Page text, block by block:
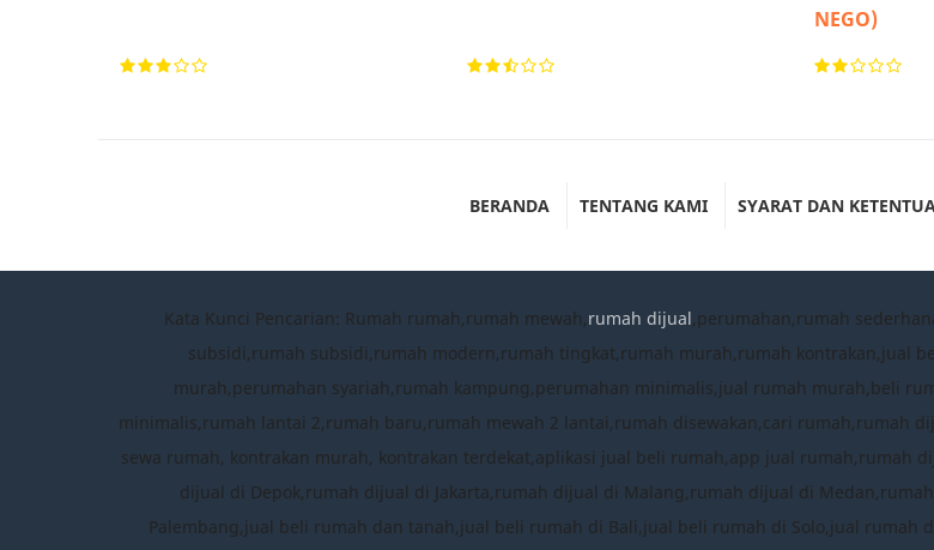
NEGO)
BERANDA TENTANG KAMI SYARAT DAN
Kata Kunci Pencarian: Rumah rumah,rumah mewah,rumah dijual,perumahan,rumah
subsidi,rumah subsidi,rumah modern,rumah tingkat,rumah murah,rumah kontrakan,jual
murah,perumahan syariah,rumah kampung,perumahan minimalis,jual rumah murah,beli
minimalis,rumah lantai 2,rumah baru,rumah mewah 2 lantai,rumah disewakan,cari rumah,rumah
sewa rumah, kontrakan murah, kontrakan terdekat,aplikasi jual beli rumah,app jual rumah,rumah
dijual di Depok,rumah dijual di Jakarta,rumah dijual di Malang,rumah dijual di
Palembang,jual beli rumah dan tanah,jual beli rumah di Bali,jual beli rumah di Solo,jual rumah